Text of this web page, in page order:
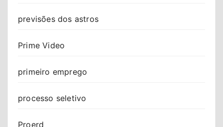
previsões dos astros
Prime Video
primeiro emprego
processo seletivo
Proerd